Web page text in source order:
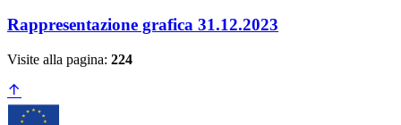
Rappresentazione grafica 31.12.2023
Visite alla pagina: 224